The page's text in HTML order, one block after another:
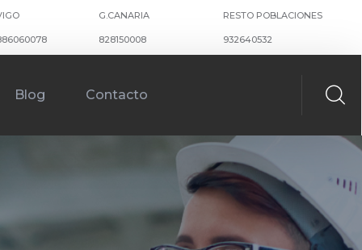
G.CANARIA
828150008
RESTO POBLACIONES
932640532
Blog Contacto